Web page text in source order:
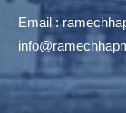
Email :